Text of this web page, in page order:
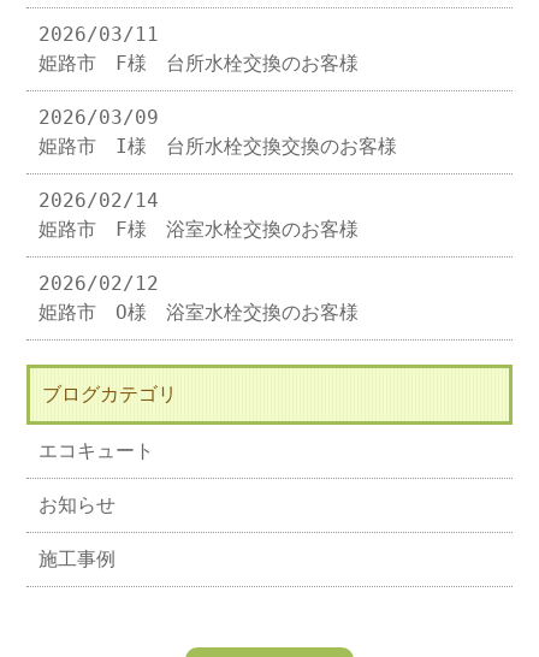
2026/03/11
姫路市 F様 台所水栓交換のお客様
2026/03/09
姫路市 I様 台所水栓交換交換のお客様
2026/02/14
姫路市 F様 浴室水栓交換のお客様
2026/02/12
姫路市 O様 浴室水栓交換のお客様
ブログカテゴリ
エコキュート
お知らせ
施工事例